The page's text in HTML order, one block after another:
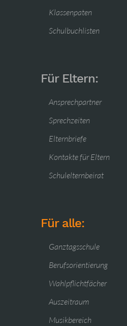
Klassenpaten
Schulbuchlisten
Für Eltern:
Ansprechpartner
Sprechzeiten
Elternbriefe
Kontakte für Eltern
Schulelternbeirat
Für alle:
Ganztagsschule
Berufsorientierung
Wahlpflichtfächer
Auszeitraum
Musikbereich